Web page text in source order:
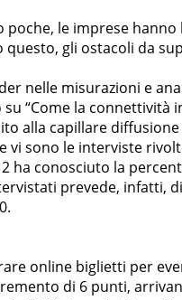
poche, le imprese
gli ostacoli da
nelle misurazioni e
“Come la connettività
alla capillare
vi sono le interviste
ha conosciuto la
prevede, infatti,
online biglietti per
di 6 punti,